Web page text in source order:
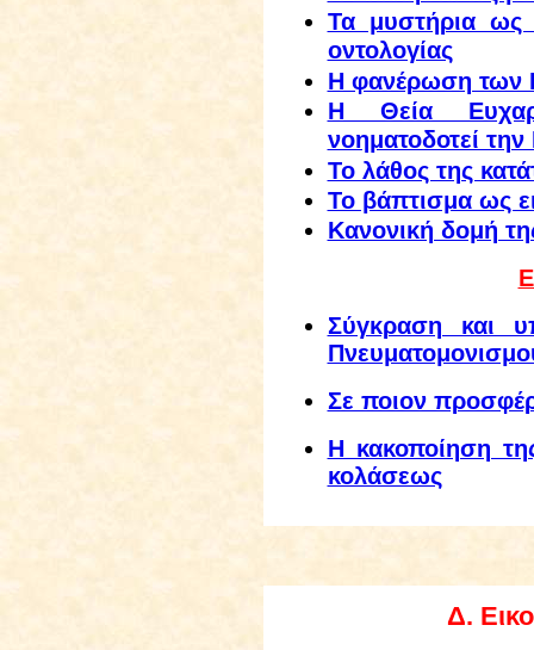
Τα μυστήρια ως
οντολογίας
Η φανέρωση των
Η Θεία
νοηματοδοτεί
Το λάθος της
Το βάπτισμα ως
Κανονική δομή
Σύγκραση και
Σε ποιον
Η κακοποίηση
κολάσεως
Δ.